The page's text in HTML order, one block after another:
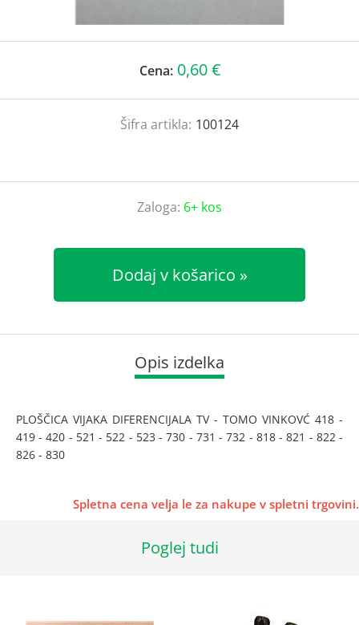
Cena: 0,60 €
Šifra artikla: 100124
Zaloga: 6+ kos
Dodaj v košarico
Opis izdelka
PLOŠČICA VIJAKA DIFERENCIJALA TV - TOMO VINKOVĆ 418 -
419 - 420 - 521 - 522 - 523 - 730 - 731 - 732 - 818 - 821 - 822 -
826 - 830
Spletna cena velja le za nakupe v spletni trgovini.
Poglej tudi